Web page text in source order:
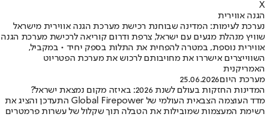
X
הגנה אווירית
נערכת לעימות: המדינה שבוחנת רכישת מערכת הגנה אווירית מישראל
שוויץ מנהלת מגעים עם ישראל, צרפת ודרום קוריאה לרכישת מערכת הגנה
אווירית נוספת, במטרה להפחית את התלות בספק יחיד • במקביל,
השווייצרים אישררו את מחויבותם לרכוש את מערכת הפטריוט
האמריקנית
מערכת היום25.06.2026
המדינות החזקות בעולם לשנת 2026: באיזה מקום נמצאת ישראל?
מדד העוצמה הצבאית העולמי של Global Firepower התעדכן והציג את
רשימת המעצמות שמובילות את הטבלה תוך שקלול של עשרות פרמטרים